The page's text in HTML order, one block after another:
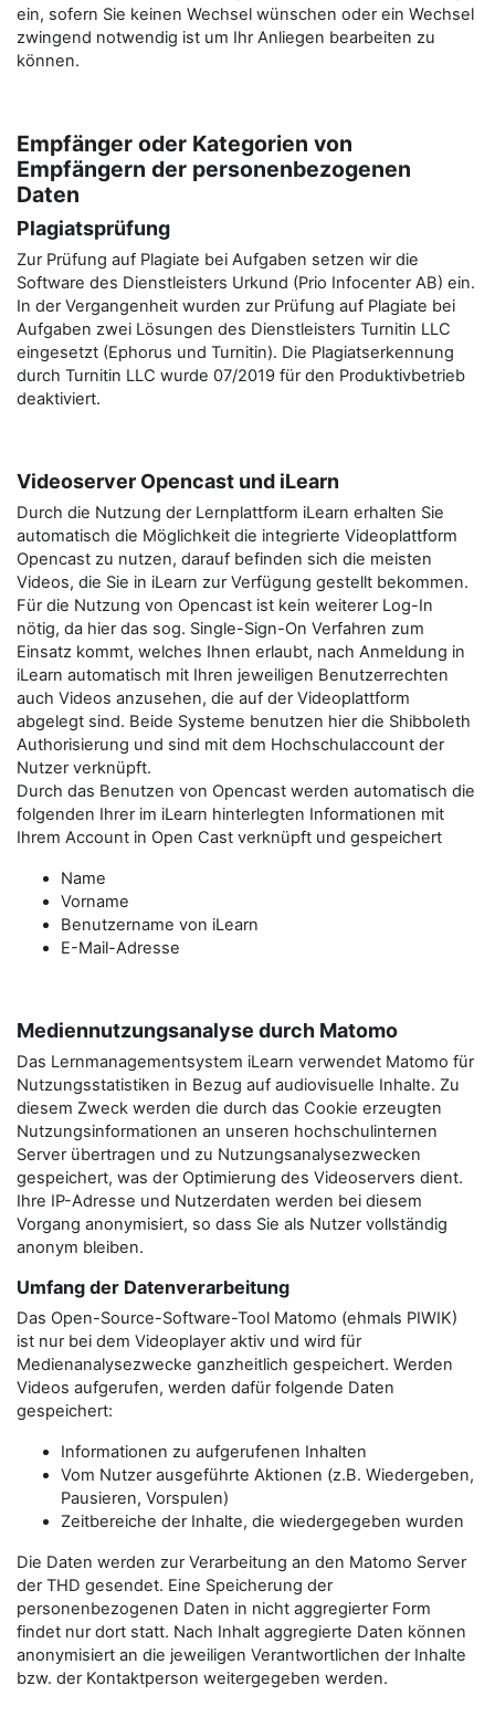
ein, sofern Sie keinen Wechsel wünschen oder ein Wechsel
zwingend notwendig ist um Ihr Anliegen bearbeiten zu
können.
Empfänger oder Kategorien von
Empfängern der personenbezogenen
Daten
Plagiatsprüfung
Zur Prüfung auf Plagiate bei Aufgaben setzen wir die
Software des Dienstleisters Urkund (Prio Infocenter AB) ein.
In der Vergangenheit wurden zur Prüfung auf Plagiate bei
Aufgaben zwei Lösungen des Dienstleisters Turnitin LLC
eingesetzt (Ephorus und Turnitin). Die Plagiatserkennung
durch Turnitin LLC wurde 07/2019 für den Produktivbetrieb
deaktiviert.
Videoserver Opencast und iLearn
Durch die Nutzung der Lernplattform iLearn erhalten Sie
automatisch die Möglichkeit die integrierte Videoplattform
Opencast zu nutzen, darauf befinden sich die meisten
Videos, die Sie in iLearn zur Verfügung gestellt bekommen.
Für die Nutzung von Opencast ist kein weiterer Log-In
nötig, da hier das sog. Single-Sign-On Verfahren zum
Einsatz kommt, welches Ihnen erlaubt, nach Anmeldung in
iLearn automatisch mit Ihren jeweiligen Benutzerrechten
auch Videos anzusehen, die auf der Videoplattform
abgelegt sind. Beide Systeme benutzen hier die Shibboleth
Authorisierung und sind mit dem Hochschulaccount der
Nutzer verknüpft.
Durch das Benutzen von Opencast werden automatisch die
folgenden Ihrer im iLearn hinterlegten Informationen mit
Ihrem Account in Open Cast verknüpft und gespeichert
Name
Vorname
Benutzername von iLearn
E-Mail-Adresse
Mediennutzungsanalyse durch Matomo
Das Lernmanagementsystem iLearn verwendet Matomo für
Nutzungsstatistiken in Bezug auf audiovisuelle Inhalte. Zu
diesem Zweck werden die durch das Cookie erzeugten
Nutzungsinformationen an unseren hochschulinternen
Server übertragen und zu Nutzungsanalysezwecken
gespeichert, was der Optimierung des Videoservers dient.
Ihre IP-Adresse und Nutzerdaten werden bei diesem
Vorgang anonymisiert, so dass Sie als Nutzer vollständig
anonym bleiben.
Umfang der Datenverarbeitung
Das Open-Source-Software-Tool Matomo (ehmals PIWIK)
ist nur bei dem Videoplayer aktiv und wird für
Medienanalysezwecke ganzheitlich gespeichert. Werden
Videos aufgerufen, werden dafür folgende Daten
gespeichert:
Informationen zu aufgerufenen Inhalten
Vom Nutzer ausgeführte Aktionen (z.B. Wiedergeben,
Pausieren, Vorspulen)
Zeitbereiche der Inhalte, die wiedergegeben wurden
Die Daten werden zur Verarbeitung an den Matomo Server
der THD gesendet. Eine Speicherung der
personenbezogenen Daten in nicht aggregierter Form
findet nur dort statt. Nach Inhalt aggregierte Daten können
anonymisiert an die jeweiligen Verantwortlichen der Inhalte
bzw. der Kontaktperson weitergegeben werden.